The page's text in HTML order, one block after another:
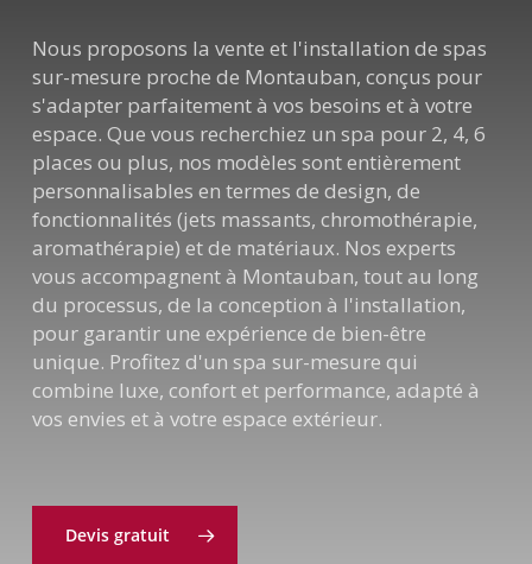
Nous proposons la vente et l'installation de spas
sur-mesure proche de Montauban, conçus pour
s'adapter parfaitement à vos besoins et à votre
espace. Que vous recherchiez un spa pour 2, 4, 6
places ou plus, nos modèles sont entièrement
personnalisables en termes de design, de
fonctionnalités (jets massants, chromothérapie,
aromathérapie) et de matériaux. Nos experts
vous accompagnent à Montauban, tout au long
du processus, de la conception à l'installation,
pour garantir une expérience de bien-être
unique. Profitez d'un spa sur-mesure qui
combine luxe, confort et performance, adapté à
vos envies et à votre espace extérieur.
Devis gratuit